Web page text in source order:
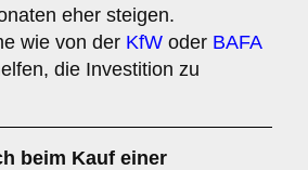
eher steigen.
wie von der KfW oder BAFA
die Investition zu
beim Kauf einer